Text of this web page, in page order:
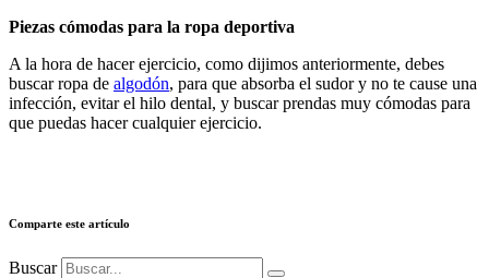
Piezas cómodas para la ropa deportiva
A la hora de hacer ejercicio, como dijimos anteriormente, debes
buscar ropa de algodón, para que absorba el sudor y no te cause una
infección, evitar el hilo dental, y buscar prendas muy cómodas para
que puedas hacer cualquier ejercicio.
Comparte este artículo
Buscar